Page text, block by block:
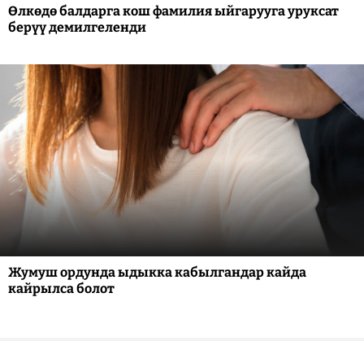
Өлкөдө балдарга кош фамилия ыйгарууга уруксат
берүү демилгеленди
Жумуш ордунда ыдыкка кабылгандар кайда
кайрылса болот